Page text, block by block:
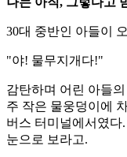
30대 중반인 아들이
"야! 물무지개다!"
감탄하며 어린 아들
주 작은 물웅덩이에
버스 터미널에서였다
눈으로 보라고.